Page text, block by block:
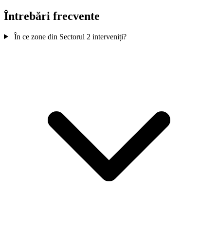
Întrebări frecvente
În ce zone din Sectorul 2 interveniți?